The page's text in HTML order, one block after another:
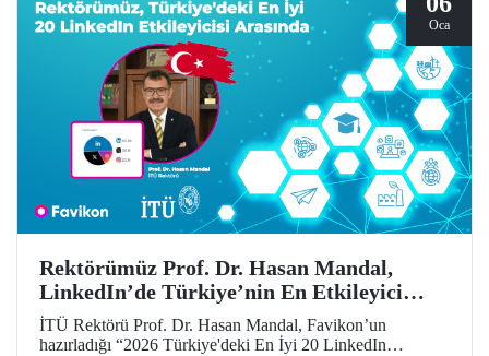
Oca
Rektörümüz Prof. Dr. Hasan Mandal,
LinkedIn’de Türkiye’nin En Etkileyici
İsimleri Arasında
İTÜ Rektörü Prof. Dr. Hasan Mandal, Favikon’un
hazırladığı “2026 Türkiye'deki En İyi 20 LinkedIn